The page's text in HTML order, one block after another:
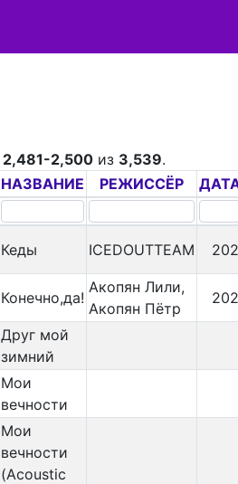
2,481-2,500из 3,539.
НАЗВАНИЕ РЕЖИССЁР
Кеды ICEDOUTTEAM
Конечно,да!
Акопян Лили,
Акопян Пётр
Друг мой
зимний
Мои
вечности
Мои
вечности
(Acoustic